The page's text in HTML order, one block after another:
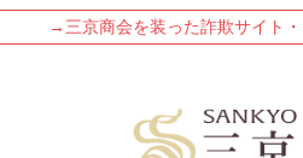
→三京商会を装った詐欺サイト